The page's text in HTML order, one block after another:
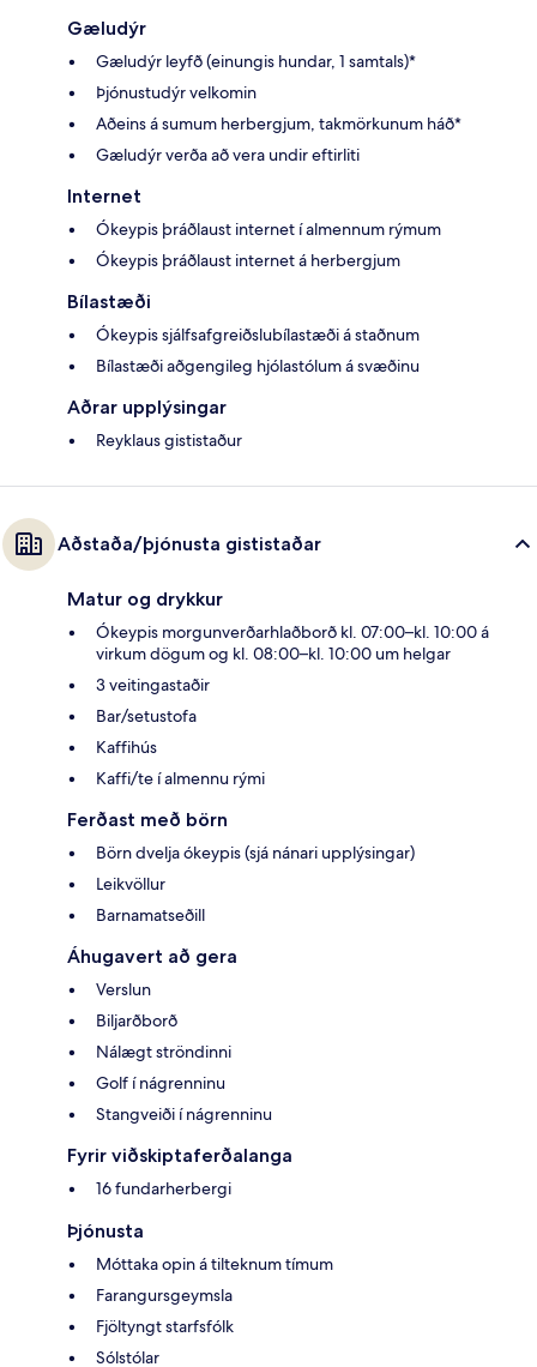
Gæludýr
Gæludýr leyfð (einungis hundar, 1 samtals)*
Þjónustudýr velkomin
Aðeins á sumum herbergjum, takmörkunum háð*
Gæludýr verða að vera undir eftirliti
Internet
Ókeypis þráðlaust internet í almennum rýmum
Ókeypis þráðlaust internet á herbergjum
Bílastæði
Ókeypis sjálfsafgreiðslubílastæði á staðnum
Bílastæði aðgengileg hjólastólum á svæðinu
Aðrar upplýsingar
Reyklaus gististaður
Aðstaða/þjónusta gististaðar
Matur og drykkur
Ókeypis morgunverðarhlaðborð kl. 07:00–kl. 10:00 á
virkum dögum og kl. 08:00–kl. 10:00 um helgar
3 veitingastaðir
Bar/setustofa
Kaffihús
Kaffi/te í almennu rými
Ferðast með börn
Börn dvelja ókeypis (sjá nánari upplýsingar)
Leikvöllur
Barnamatseðill
Áhugavert að gera
Verslun
Biljarðborð
Nálægt ströndinni
Golf í nágrenninu
Stangveiði í nágrenninu
Fyrir viðskiptaferðalanga
16 fundarherbergi
Þjónusta
Móttaka opin á tilteknum tímum
Farangursgeymsla
Fjöltyngt starfsfólk
Sólstólar